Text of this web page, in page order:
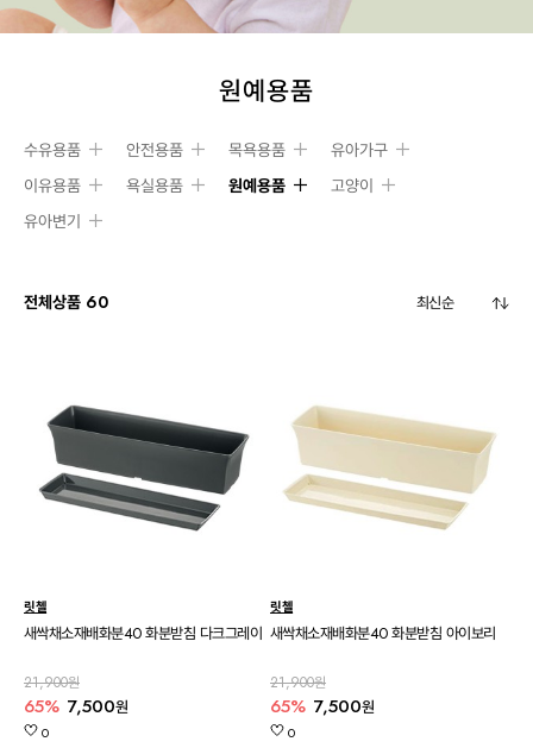
원예용품
수유용품 안전용품 목욕용품
유아가구
이유용품
욕실용품 원예용품
고양이
유아변기
전체상품 60
릿첼
새싹채소재배화분40 화분받침 다크그레이
21,900원
65% 7,500원
0
릿첼
새싹채소재배화분40 화분받침 아이보리
21,900원
65% 7,500원
0